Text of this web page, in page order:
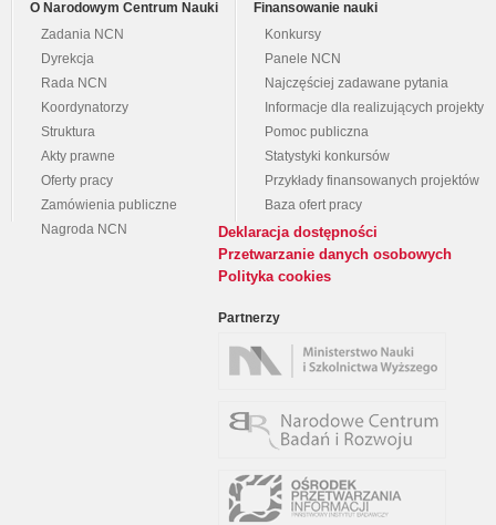
O Narodowym Centrum Nauki
Zadania NCN
Dyrekcja
Rada NCN
Koordynatorzy
Struktura
Akty prawne
Oferty pracy
Zamówienia publiczne
Nagroda NCN
Finansowanie nauki
Konkursy
Panele NCN
Najczęściej zadawane pytania
Informacje dla realizujących projekty
Pomoc publiczna
Statystyki konkursów
Przykłady finansowanych projektów
Baza ofert pracy
Deklaracja dostępności
Przetwarzanie danych osobowych
Polityka cookies
Partnerzy